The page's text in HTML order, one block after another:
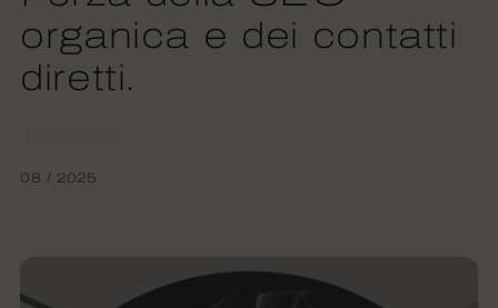
organica e dei contatti
diretti.
08 / 2025